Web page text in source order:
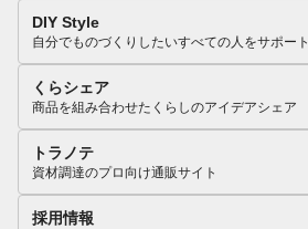
DIY Style
自分でものづくりしたいすべての人をサポート
くらシェア
商品を組み合わせたくらしのアイデアシェア
トラノテ
資材調達のプロ向け通販サイト
採用情報